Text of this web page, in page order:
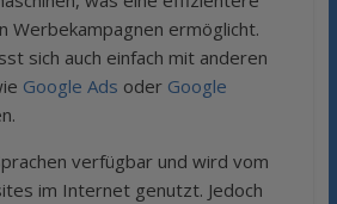
Werbekampagnen ermöglicht.
sich auch einfach mit anderen
Google Ads oder Google
verfügbar und wird vom
im Internet genutzt. Jedoch